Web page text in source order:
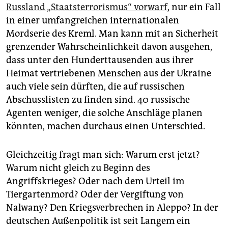
Russland „Staatsterrorismus“ vorwarf, nur ein Fall
in einer umfangreichen internationalen
Mordserie des Kreml. Man kann mit an Sicherheit
grenzender Wahrscheinlichkeit davon ausgehen,
dass unter den Hunderttausenden aus ihrer
Heimat vertriebenen Menschen aus der Ukraine
auch viele sein dürften, die auf russischen
Abschusslisten zu finden sind. 40 russische
Agenten weniger, die solche Anschläge planen
könnten, machen durchaus einen Unterschied.
Gleichzeitig fragt man sich: Warum erst jetzt?
Warum nicht gleich zu Beginn des
Angriffskrieges? Oder nach dem Urteil im
Tiergartenmord? Oder der Vergiftung von
Nalwany? Den Kriegsverbrechen in Aleppo? In der
deutschen Außenpolitik ist seit Langem ein